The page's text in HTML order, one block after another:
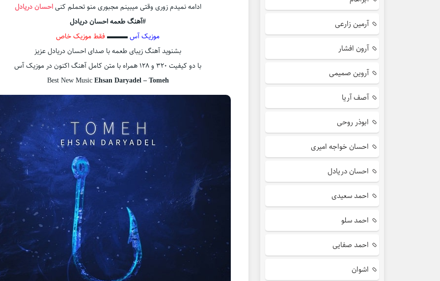
ادامه نمیدم زوری وقتی میبینم مجبوری منو تحملم کنیاحسان دریادل
#آهنگ طعمه احسان دریادل
موزیک آس▬▬▬ فقط موزیک خاص
بشنوید آهنگ زیبای طعمه با صدای احسان دریادل عزیز
با دو کیفیت 320 و 128 همراه با متن کامل آهنگ اکنون در موزیک آس
Best New MusicEhsan Daryadel – Tomeh
آرمین زارعی
آرون افشار
آروین صمیمی
آصف آریا
ابوذر روحی
احسان خواجه امیری
احسان دریادل
احمد سعیدی
احمد سلو
احمد صفایی
اشوان